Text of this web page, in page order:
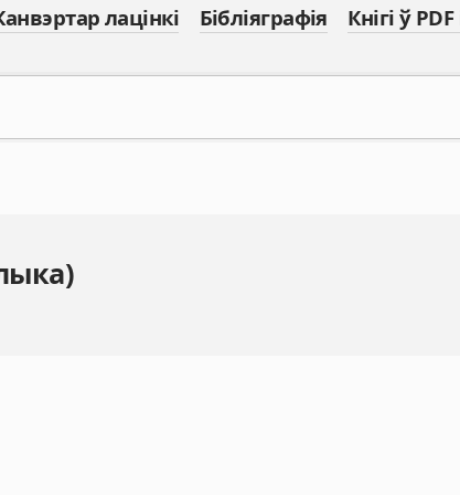
лацінкі Бібліяграфія Кнігі ў PDF